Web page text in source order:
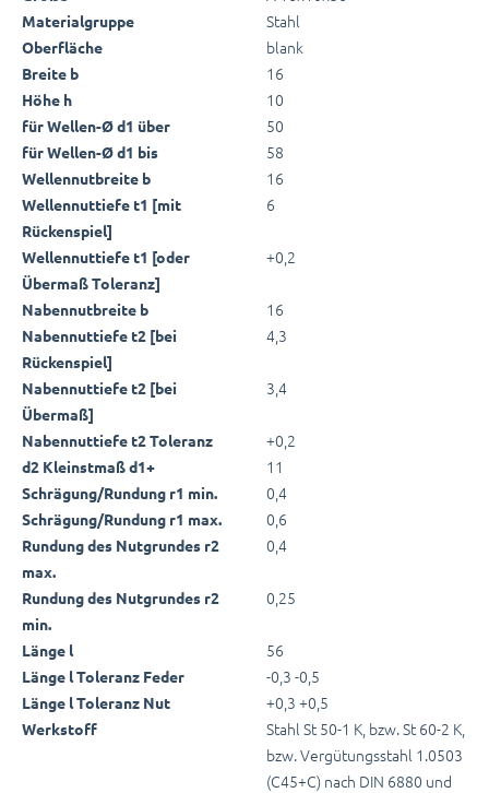
Materialgruppe Stahl
Oberfläche blank
Breite b 16
Höhe h 10
für Wellen-Ø d1 über 50
für Wellen-Ø d1 bis 58
Wellennutbreite b 16
Wellennuttiefe t1 [mit
Rückenspiel]
6
Wellennuttiefe t1 [oder
Übermaß Toleranz]
+0,2
Nabennutbreite b 16
Nabennuttiefe t2 [bei
Rückenspiel]
4,3
Nabennuttiefe t2 [bei
Übermaß]
3,4
Nabennuttiefe t2 Toleranz +0,2
d2 Kleinstmaß d1+ 11
Schrägung/Rundung r1 min. 0,4
Schrägung/Rundung r1 max. 0,6
Rundung des Nutgrundes r2
max.
0,4
Rundung des Nutgrundes r2
min.
0,25
Länge l 56
Länge l Toleranz Feder -0,3 -0,5
Länge l Toleranz Nut +0,3 +0,5
Werkstoff
Stahl St 50-1 K, bzw. St 60-2 K,
bzw. Vergütungsstahl 1.0503
(C45+C) nach DIN 6880 und